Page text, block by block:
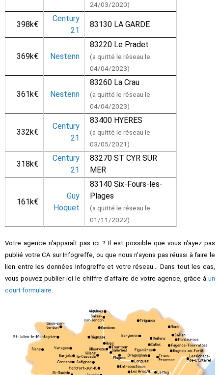
24/03/2020)
398k€
Century
21
83130 LA GARDE
369k€ Nestenn
83220 Le Pradet
(a quitté le réseau le
04/04/2023)
361k€ Nestenn
83260 La Crau
(a quitté le réseau le
04/04/2023)
332k€
Century
21
83400 HYERES
(a quitté le réseau le
03/05/2021)
318k€
Century
21
83270 ST CYR SUR
MER
161k€
Guy
Hoquet
83140 Six-Fours-les-
Plages
(a quitté le réseau le
01/11/2022)
Votre agence n'apparaît pas ici ? Il est possible que vous n'ayez pas
publié votre CA sur Infogreffe, ou que nous n'ayons pas réussi à faire le
lien entre les données Infogreffe et votre réseau... Dans tout les cas,
vous pouvez publier ici le chiffre d'affaire de votre agence, grâce à un
court formulaire.